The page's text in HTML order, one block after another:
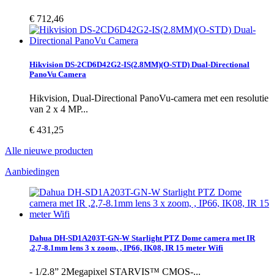
€ 712,46
Hikvision DS-2CD6D42G2-IS(2.8MM)(O-STD) Dual-Directional
PanoVu Camera
Hikvision, Dual-Directional PanoVu-camera met een resolutie
van 2 x 4 MP...
€ 431,25
Alle nieuwe producten
Aanbiedingen
Dahua DH-SD1A203T-GN-W Starlight PTZ Dome camera met IR
,2,7-8.1mm lens 3 x zoom, , IP66, IK08, IR 15 meter Wifi
- 1/2.8” 2Megapixel STARVIS™ CMOS-...